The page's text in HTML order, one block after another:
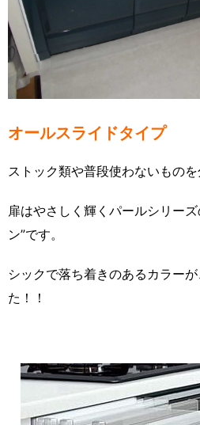
オールスライドタイプ
ストック類や普段使わないものを
扉はやさしく輝くパールシリー
ン”です。
シックで落ち着きのあるカラー
た！！